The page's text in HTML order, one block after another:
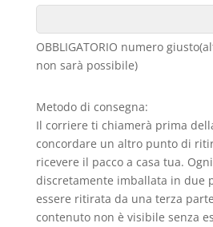
OBBLIGATORIO numero
non sarà possibile)
Metodo di consegna:
Il corriere ti chiamerà prima
concordare un altro punto di
ricevere il pacco a casa tua.
discretamente imballata in due
essere ritirata da una terza
contenuto non è visibile senza